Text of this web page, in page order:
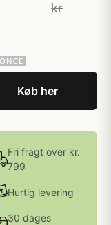
kr
Køb her
Fri fragt over kr.
799
Hurtig levering
30 dages